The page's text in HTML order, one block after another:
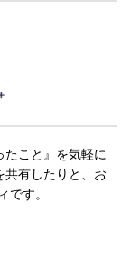
たこと』を気軽に
共有したりと、お
です。